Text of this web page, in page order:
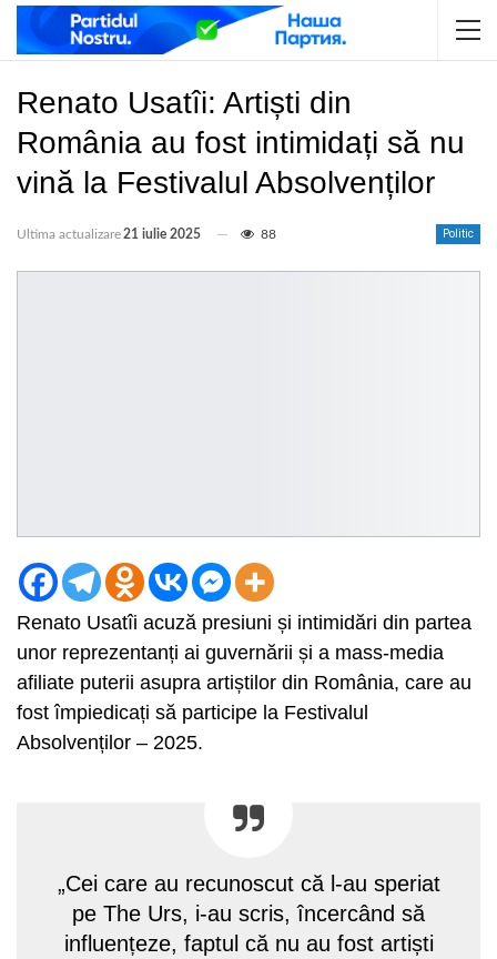
Renato Usatîi: Artiști din
România au fost intimidați să nu
vină la Festivalul Absolvenților
Politic
Ultima actualizare21 iulie 2025 88
Renato Usatîi acuză presiuni și intimidări din partea
unor reprezentanți ai guvernării și a mass-media
afiliate puterii asupra artiștilor din România, care au
fost împiedicați să participe la Festivalul
Absolvenților – 2025.
„Cei care au recunoscut că l-au speriat
pe The Urs, i-au scris, încercând să
influențeze, faptul că nu au fost artiști